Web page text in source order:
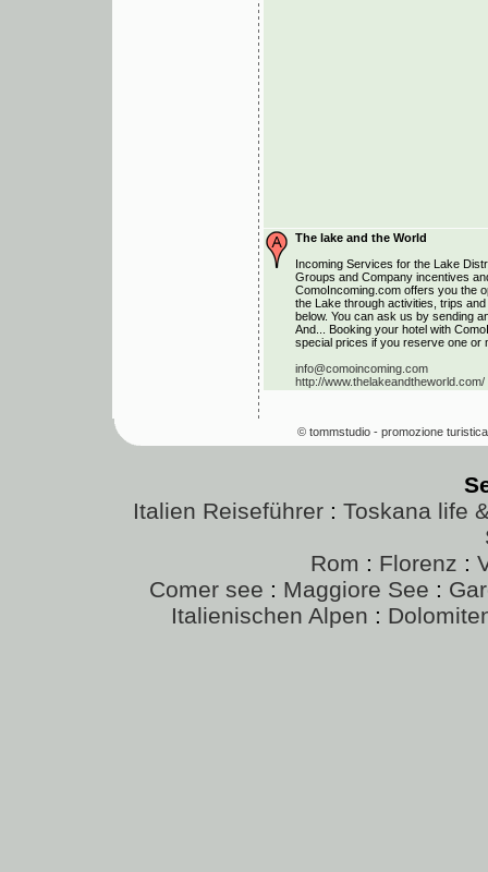
The lake and the World
Incoming Services for the Lake
Groups and Company incentives
ComoIncoming.com offers you the
the Lake through activities, trips
below. You can ask us by sending
And... Booking your hotel with
special prices if you reserve one or
info@comoincoming.com
http://www.thelakeandtheworld.com/
© tommstudio - promozione
Italien Reiseführer: Toskana life
Rom : Florenz :
Comer see : Maggiore See :
Italienischen Alpen :